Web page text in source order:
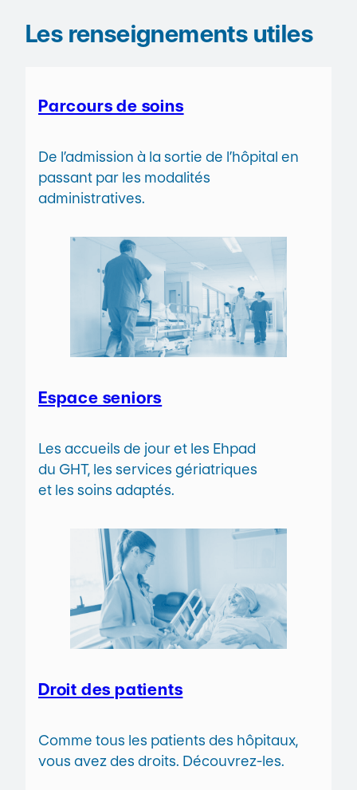
Les renseignements utiles
Parcours de soins
De l’admission à la sortie de l’hôpital en
passant par les modalités
administratives.
Espace seniors
Les accueils de jour et les Ehpad
du GHT, les services gériatriques
et les soins adaptés.
Droit des patients
Comme tous les patients des hôpitaux,
vous avez des droits. Découvrez-les.